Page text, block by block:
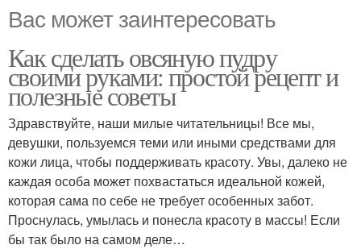
Вас может заинтересовать
Как сделать овсяную пудру
своими руками: простой рецепт и
полезные советы
Здравствуйте, наши милые читательницы! Все мы,
девушки, пользуемся теми или иными средствами для
кожи лица, чтобы поддерживать красоту. Увы, далеко не
каждая особа может похвастаться идеальной кожей,
которая сама по себе не требует особенных забот.
Проснулась, умылась и понесла красоту в массы! Если
бы так было на самом деле…